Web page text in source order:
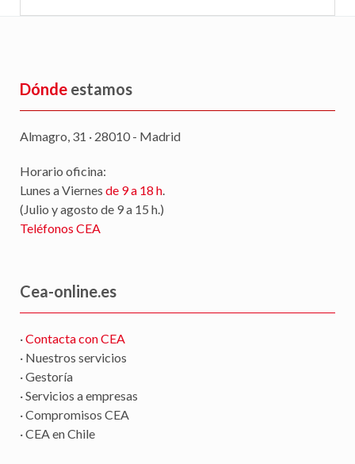
Dónde estamos
Almagro, 31 · 28010 - Madrid
Horario oficina:
Lunes a Viernes de 9 a 18 h.
(Julio y agosto de 9 a 15 h.)
Teléfonos CEA
Cea-online.es
·Contacta con CEA
· Nuestros servicios
· Gestoría
· Servicios a empresas
· Compromisos CEA
· CEA en Chile